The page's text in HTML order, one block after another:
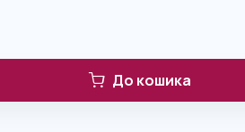
До кошика